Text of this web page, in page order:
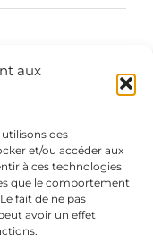
aux
des
et/ou accéder aux
à ces technologies
que le comportement
fait de ne pas
avoir un effet